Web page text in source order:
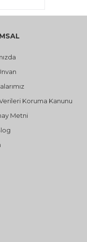
Koruma Kanunu
Metni